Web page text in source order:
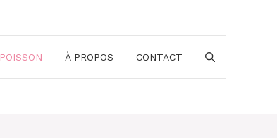
POISSON À PROPOS CONTACT